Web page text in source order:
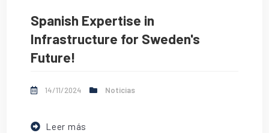
Spanish Expertise in
Infrastructure for Sweden's
Future!
14/11/2024 Noticias
Leer más